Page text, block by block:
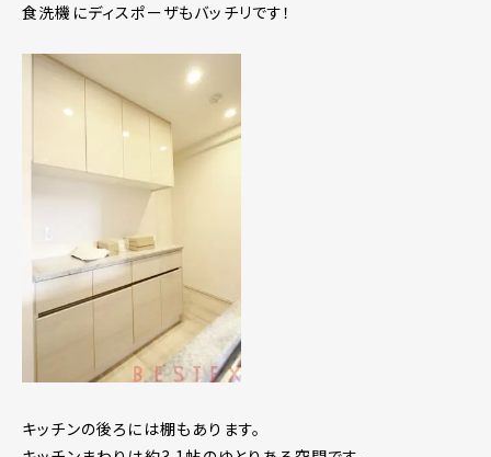
食洗機にディスポーザもバッチリです！
キッチンの後ろには棚もあります。